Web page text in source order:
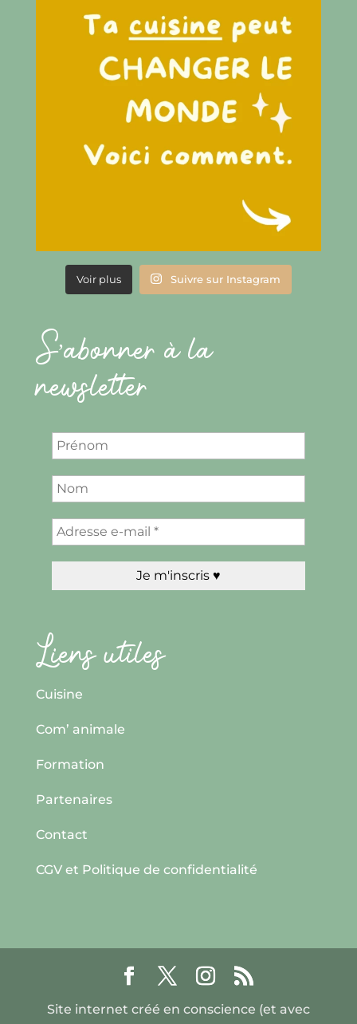
Voir plus Suivre sur Instagram
S’abonner à la
newsletter
Liens utiles
Cuisine
Com’ animale
Formation
Partenaires
Contact
CGV et Politique de confidentialité
Site internet créé en conscience (et avec